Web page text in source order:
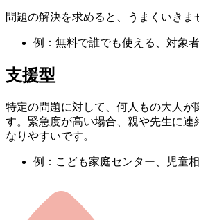
問題の解決を求めると、うまくいきま
例：無料で誰でも使える、対象
支援型
特定の問題に対して、何人もの大人が
す。緊急度が高い場合、親や先生に連
なりやすいです。
例：こども家庭センター、児童